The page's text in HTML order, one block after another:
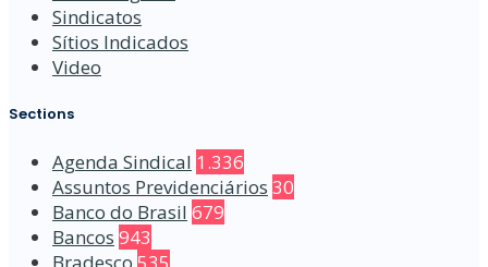
Sindicatos
Sítios Indicados
Video
Sections
Agenda Sindical 1.336
Assuntos Previdenciários 30
Banco do Brasil 679
Bancos 943
Bradesco 535